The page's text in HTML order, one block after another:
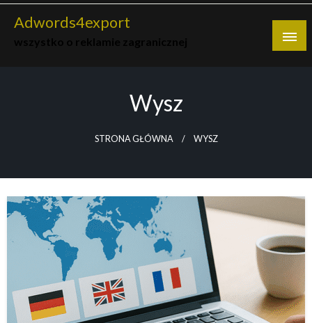
Skip
Adwords4export
Wysz
STRONA GŁÓWNA WYSZ